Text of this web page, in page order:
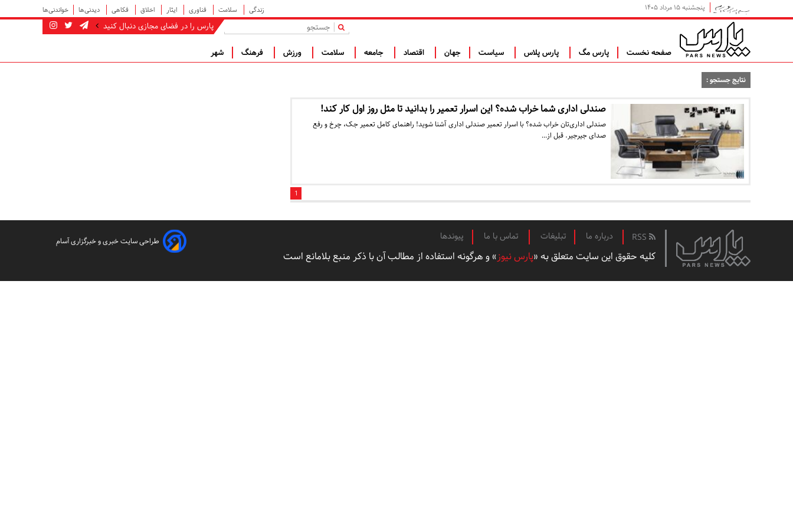
پنجشنبه ۱۵ مرداد ۱۴۰۵ زندگی سلامت فناوری ایثار اخلاق فکاهی دیدنی‌ها خواندنی‌ها
پارس را در فضای مجازی دنبال کنید |
صفحه نخست پارس مگ پارس پلاس سیاست جهان اقتصاد جامعه سلامت ورزش فرهنگ شهر
نتایج جستجو :
صندلی اداری شما خراب شده؟ این اسرار تعمیر را بدانید تا مثل روز اول کار کند!
صندلی اداری‌تان خراب شده؟ با اسرار تعمیر صندلی اداری آشنا شوید! راهنمای کامل تعمیر جک، چرخ و رفع
صدای جیرجیر. قبل از…
1
درباره ما تبلیغات تماس با ما پیوندها
کلیه حقوق این سایت متعلق به «پارس نیوز» و هرگونه استفاده از مطالب آن با ذکر منبع بلامانع است
طراحی سایت خبری و خبرگزاری آسام